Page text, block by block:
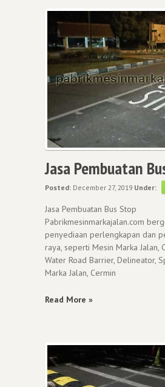
Jasa Pembuatan
Posted: December 27, 2019 Under:
Jasa Pembuatan Bus Stop
Pabrikmesinmarkajalan.com
penyediaan perlengkapan dan
raya, seperti Mesin Marka Jalan,
Water Road Barrier, Delineator,
Marka Jalan, Cermin
Read More »